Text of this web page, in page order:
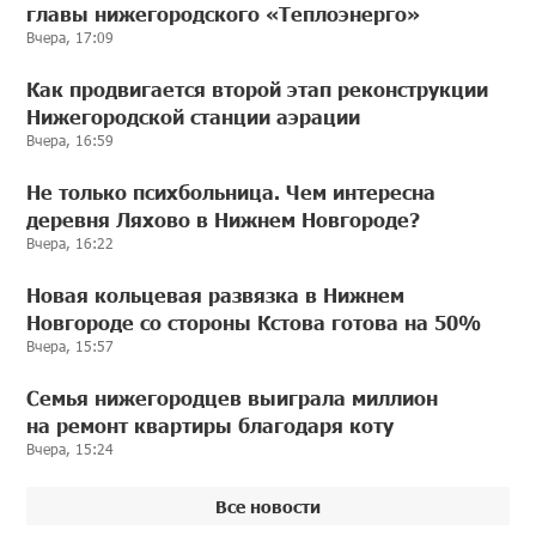
главы нижегородского «Теплоэнерго»
Вчера, 17:09
Как продвигается второй этап реконструкции
Нижегородской станции аэрации
Вчера, 16:59
Не только психбольница. Чем интересна
деревня Ляхово в Нижнем Новгороде?
Вчера, 16:22
Новая кольцевая развязка в Нижнем
Новгороде со стороны Кстова готова на 50%
Вчера, 15:57
Семья нижегородцев выиграла миллион
на ремонт квартиры благодаря коту
Вчера, 15:24
Все новости